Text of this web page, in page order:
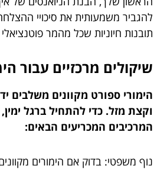
להגביר משמעותית את סיכויי
תובנות חיוניות שכל מהמר
שיקולים מרכזיים עבור
הימורי ספורט מקוונים משלבים
וקצת מזל. כדי להתחיל ברגל
המרכיבים המכריעים הבאים:
נוף משפטי: בדוק אם הימורים